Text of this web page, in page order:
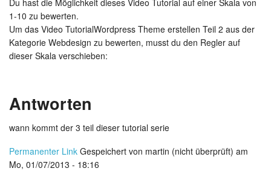
Du hast die Möglichkeit dieses Video Tutorial auf einer Skala von
1-10 zu bewerten.
Um das Video TutorialWordpress Theme erstellen Teil 2 aus der
Kategorie Webdesign zu bewerten, musst du den Regler auf
dieser Skala verschieben:
Antworten
wann kommt der 3 teil dieser tutorial serie
Permanenter Link Gespeichert von martin (nicht überprüft) am
Mo, 01/07/2013 - 18:16